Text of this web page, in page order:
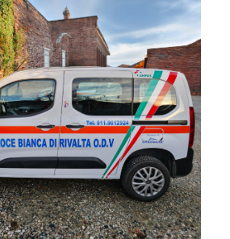
sicurezza sul lavoro e
dei turni.
ha permesso agli studenti
e pratica, offrendo uno
sul mondo del lavoro e